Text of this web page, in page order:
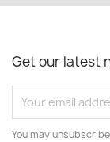
Get our latest
You may